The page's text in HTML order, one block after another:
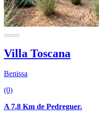
Villa Toscana
Benissa
(0)
A 7.8 Km de Pedreguer.